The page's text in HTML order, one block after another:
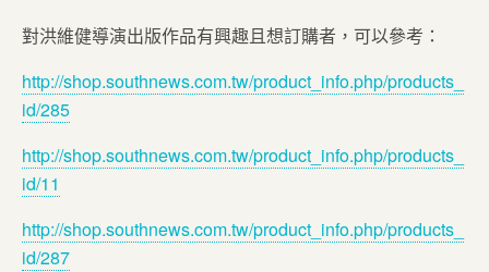
對洪維健導演出版作品有興趣且想訂購者，可以參考：
http://shop.southnews.com.tw/product_info.php/products_
id/285
http://shop.southnews.com.tw/product_info.php/products_
id/11
http://shop.southnews.com.tw/product_info.php/products_
id/287